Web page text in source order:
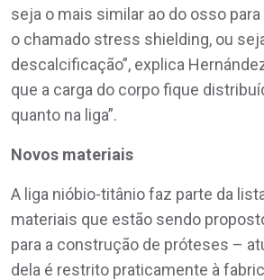
seja o mais similar ao do osso
o chamado stress shielding, ou
descalcificação”, explica
que a carga do corpo fique
quanto na liga”.
Novos materiais
A liga nióbio-titânio faz parte da
materiais que estão sendo
para a construção de próteses –
dela é restrito praticamente à